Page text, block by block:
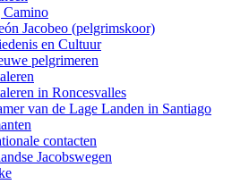
Camino
Jacobeo (pelgrimskoor)
en Cultuur
pelgrimeren
in Roncesvalles
van de Lage Landen in Santiago
contacten
Jacobswegen